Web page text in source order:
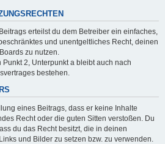
erteilst du dem Betreiber ein einfaches,
und unentgeltliches Recht, deinen
zu nutzen.
Punkt 2, Unterpunkt a bleibt auch nach
bestehen.
eines Beitrags, dass er keine Inhalte
Recht oder die guten Sitten verstoßen. Du
du das Recht besitzt, die in deinen
und Bilder zu setzen bzw. zu verwenden.